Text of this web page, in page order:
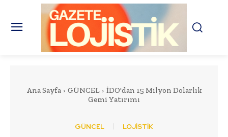
Ana Sayfa GÜNCEL
İDO'dan 15 Milyon Dolarlık
Gemi Yatırımı
GÜNCEL LOJİSTİK